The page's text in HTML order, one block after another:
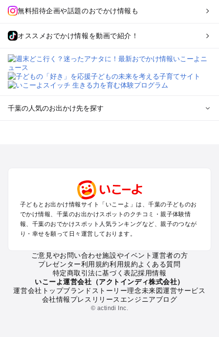
無料招待企画や話題のおでかけ情報も
オススメおでかけ情報を動画で紹介！
千葉の人気のお出かけ先を探す
成田・印西・酒々井のプールお出かけ
館山・南房総のプールお出かけ
九十九里・銚子のプールお出かけ
千葉市・市原のプールお出かけ
鴨川・勝浦・御宿のプールお出かけ
千葉の定番お出かけスポット
千葉の遊園地
千葉の動物園
千葉のバーベキュー
子どもとお出かけ情報サイト「いこーよ」は、千葉の子どものお
でかけ情報、千葉のお出かけスポットのクチコミ・親子体験情
報、千葉のおでかけスポット人気ランキングなど、親子のつなが
り・幸せを願って日々運営しております。
ご意見やお問い合わせ施設やイベント運営者の方
プレゼンター利用規約利用規約よくある質問
特定商取引法に基づく表記採用情報
いこーよ運営会社（アクトインディ株式会社）
運営会社トップブランドストーリー理念未来図運営サービス
会社情報プレスリリース エンジニアブログ
© actindi Inc.